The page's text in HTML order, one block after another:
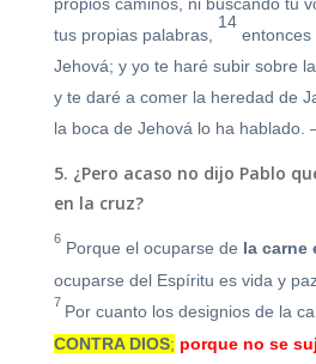
tus propias palabras,
14
entonces
Jehová; y yo te haré subir sobre
y te daré a comer la heredad de
la boca de Jehová lo ha hablado.
5. ¿Pero acaso no dijo Pablo
en la cruz?
6Porque el ocuparse de la carne
ocuparse del Espíritu es vida y
7 Por cuanto los designios de la
CONTRA DIOS; porque no se